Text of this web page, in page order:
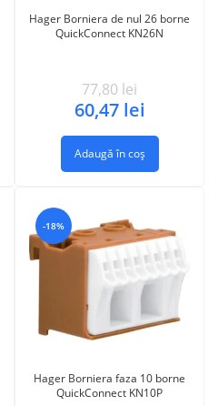
Hager Borniera de nul 26 borne
QuickConnect KN26N
77,80 lei
60,47 lei
Adaugă în coș
-18%
Hager Borniera faza 10 borne
QuickConnect KN10P